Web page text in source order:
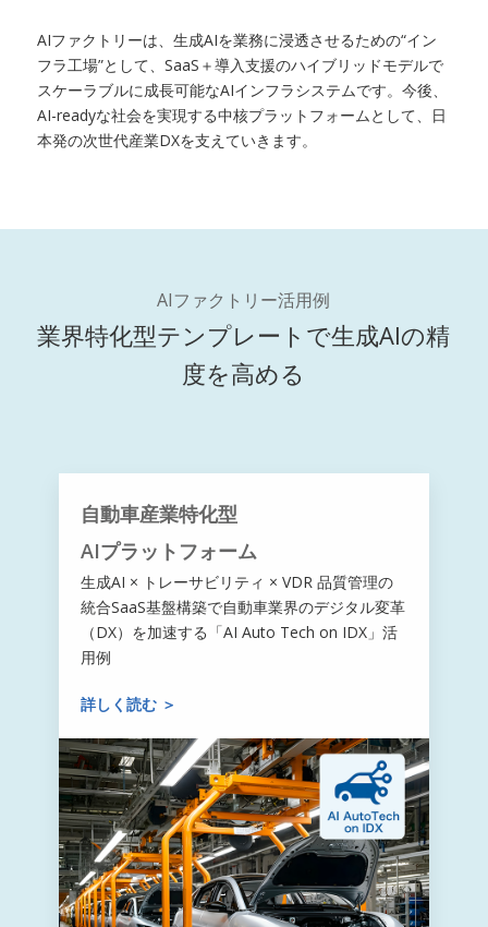
AIファクトリーは、生成AIを業務に浸透させるための“イン
フラ工場”として、SaaS＋導入支援のハイブリッドモデルで
スケーラブルに成長可能なAIインフラシステムです。今後、
AI-readyな社会を実現する中核プラットフォームとして、日
本発の次世代産業DXを支えていきます。
AIファクトリー活用例
業界特化型テンプレートで生成AIの精
度を高める
自動車産業特化型
AIプラットフォーム
生成AI × トレーサビリティ × VDR 品質管理の
統合SaaS基盤構築で自動車業界のデジタル変革
（DX）を加速する「AI Auto Tech on IDX」活
用例
詳しく読む ＞